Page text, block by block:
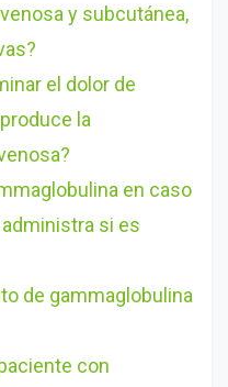
y subcutánea,
el dolor de
la
en caso
si es
de gammaglobulina
con